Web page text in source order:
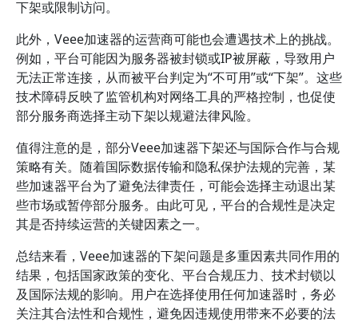
下架或限制访问。
此外，Veee加速器的运营商可能也会遭遇技术上的挑战。
例如，平台可能因为服务器被封锁或IP被屏蔽，导致用户
无法正常连接，从而被平台判定为“不可用”或“下架”。这些
技术障碍反映了监管机构对网络工具的严格控制，也促使
部分服务商选择主动下架以规避法律风险。
值得注意的是，部分Veee加速器下架还与国际合作与合规
策略有关。随着国际数据传输和隐私保护法规的完善，某
些加速器平台为了避免法律责任，可能会选择主动退出某
些市场或暂停部分服务。由此可见，平台的合规性是决定
其是否持续运营的关键因素之一。
总结来看，Veee加速器的下架问题是多重因素共同作用的
结果，包括国家政策的变化、平台合规压力、技术封锁以
及国际法规的影响。用户在选择使用任何加速器时，务必
关注其合法性和合规性，避免因违规使用带来不必要的法